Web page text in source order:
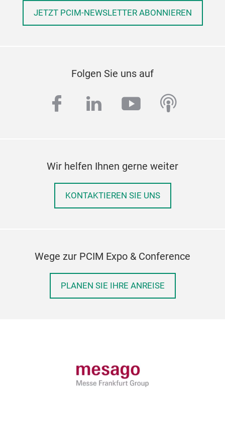
JETZT PCIM-NEWSLETTER ABONNIEREN
Folgen Sie uns auf
facebook
linkedinyoutube
Wir helfen Ihnen gerne weiter
KONTAKTIEREN SIE UNS
Wege zur PCIM Expo & Conference
PLANEN SIE IHRE ANREISE